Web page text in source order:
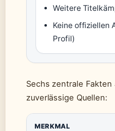
Weitere
Keine offiziellen
Profil)
Sechs zentrale
zuverlässige Quellen:
MERKMAL